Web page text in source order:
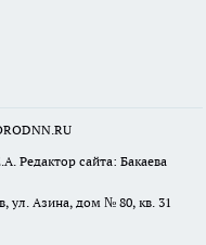
Редактор сайта: Бакаева
ул. Азина, дом № 80, кв. 31